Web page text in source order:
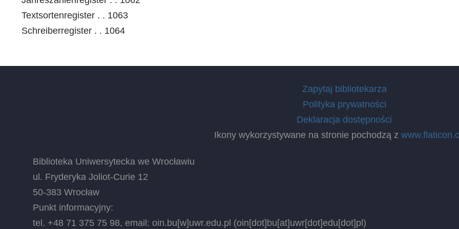
Textsortenregister . . 1063
Schreiberregister . . 1064
Zapytaj bibliotekarza
Polityka prywatności
Deklaracja dostępności
Ikony wykorzystywane na stronie pochodzą z
Biblioteka Uniwersytecka we Wrocławiu
ul. Fryderyka Joliot-Curie 12
50-383 Wrocław
Punkt informacyjny:
tel. +48 71 375 75 98, email: oin.bu[w]uwr.edu.pl (oin[dot]bu[at]uwr[dot]edu[dot]pl)